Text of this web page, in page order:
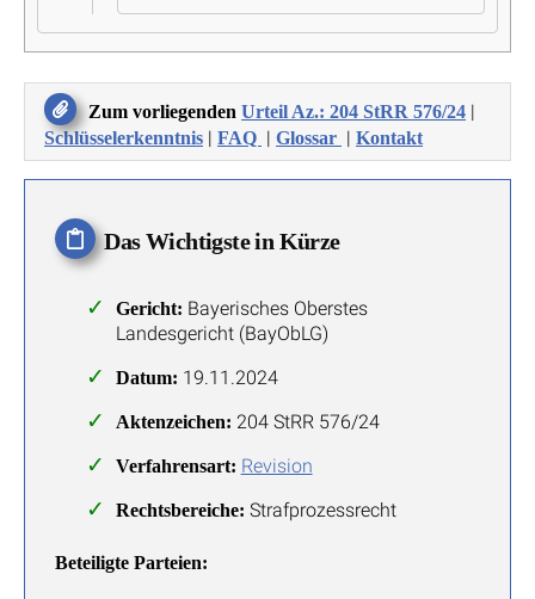
Zum vorliegendenUrteil Az.: 204 StRR 576/24 |
Schlüsselerkenntnis | FAQ | Glossar | Kontakt
Das Wichtigste in Kürze
Gericht: Bayerisches Oberstes
Landesgericht (BayObLG)
Datum: 19.11.2024
Aktenzeichen: 204 StRR 576/24
Verfahrensart: Revision
Rechtsbereiche: Strafprozessrecht
Beteiligte Parteien: